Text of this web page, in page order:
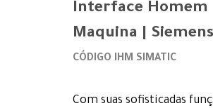
Interface Homem
Maquina | Siemens
CÓDIGO IHM SIMATIC
Com suas sofisticadas